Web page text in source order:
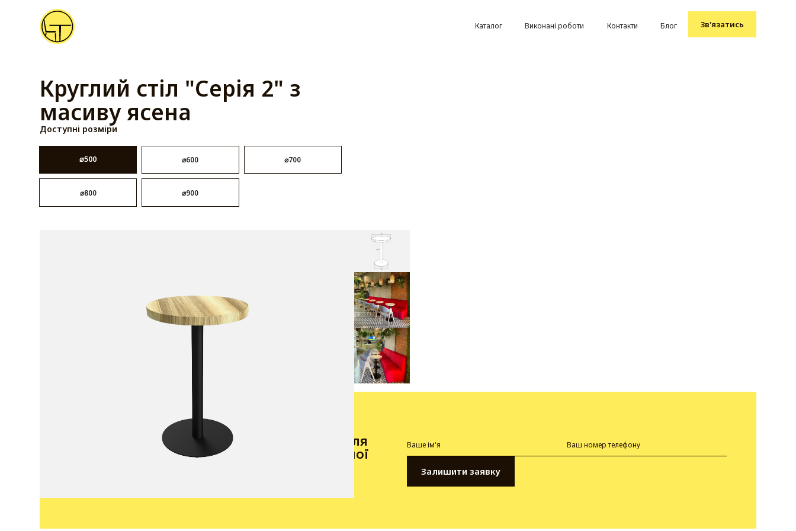
Каталог Виконані роботи Контакти Блог Зв'язатись
Круглий стіл "Серія 2" з
масиву ясена
Доступні розміри
⌀500 ⌀600 ⌀700
⌀800 ⌀900
Заповніть форму, ми зв’яжемося з вами для
більш детальної інформації щодо вибраної